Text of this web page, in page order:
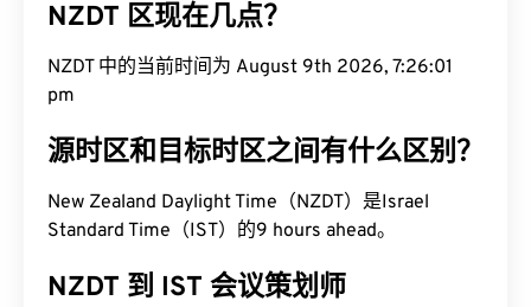
NZDT 区现在几点？
NZDT 中的当前时间为 August 9th 2026, 7:26:02
pm
源时区和目标时区之间有什么区别？
New Zealand Daylight Time（NZDT）是Israel
Standard Time（IST）的9 hours ahead。
NZDT 到 IST 会议策划师